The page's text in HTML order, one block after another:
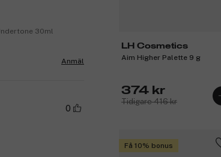
LH Cosmetics
Aim Higher Palette 9 g
374 kr
Tidigare 416 kr
Få 10% bonus
30ml
Anmäl
0